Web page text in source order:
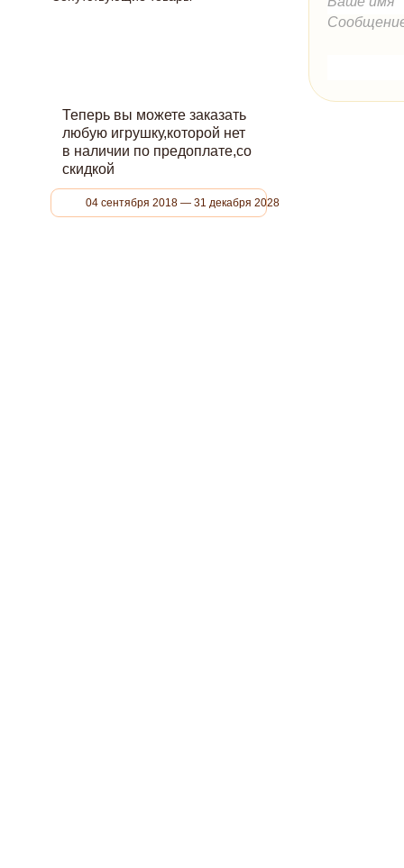
Теперь вы можете заказать
любую игрушку,которой нет
в наличии по предоплате,со
скидкой
04 сентября 2018 — 31 декабря 2028